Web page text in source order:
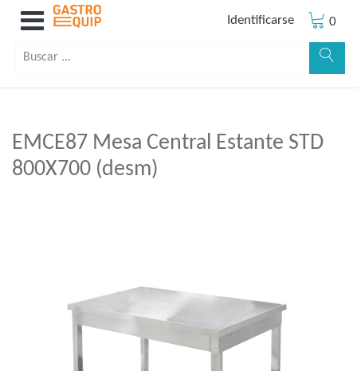
Identificarse 0
EMCE87 Mesa Central Estante STD
800X700 (desm)